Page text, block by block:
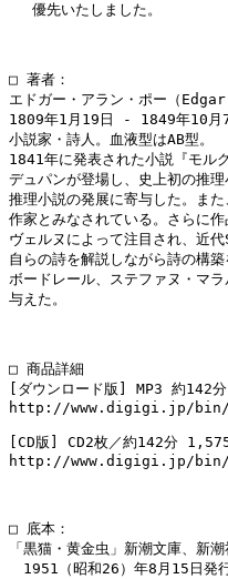
優先いたしました。
□ 著者：
エドガー・アラン・ポー（
1809年1月19日 - 1849年10月7
小説家・詩人。血液型はAB型。
1841年に発表された小説『モル
デュパンが登場し、史上初の推
推理小説の発展に寄与した。ま
作家とみなされている。さらに
ヴェルヌによって注目され、近
自らの詩を解説しながら詩の構
ボードレール、ステファヌ・マ
与えた。
□ 商品詳細
[ダウンロード版] MP3 約142
http://www.digigi.jp/bin/
[CD版] CD2枚／約142分
http://www.digigi.jp/bin/
□ 底本：
「黒猫・黄金虫」新潮文庫、新潮
1951（昭和26）年8月15日発